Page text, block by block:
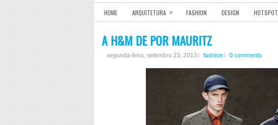
HOME ARQUITETURA » FASHION DESIGN HOTSPOT
A H&M DE POR MAURITZ
segunda-feira, setembro 23, 2013 fashion 0 comments